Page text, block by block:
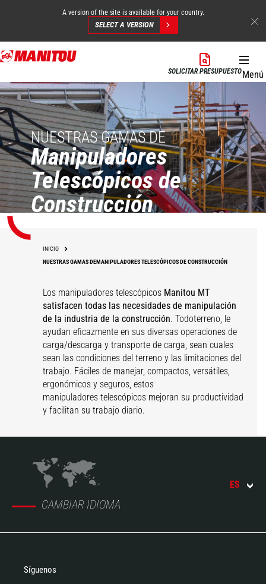
Pasar
al
principal
A version of the site is available for your country.
SELECT A VERSION
SOLICITAR PRESUPUESTOMenú
NUESTRAS GAMAS DE
Manipuladores
Telescópicos de
Construcción
INICIO
NUESTRAS GAMAS DEMANIPULADORES TELESCÓPICOS DE CONSTRUCCIÓN
Los manipuladores telescópicos Manitou MT
satisfacen todas las necesidades de manipulación
de la industria de la construcción. Todoterreno, le
ayudan eficazmente en sus diversas operaciones de
carga/descarga y transporte de carga, sean cuales
sean las condiciones del terreno y las limitaciones del
trabajo. Fáciles de manejar, compactos, versátiles,
ergonómicos y seguros, estos
manipuladores telescópicos mejoran su productividad
y facilitan su trabajo diario.
CAMBIAR IDIOMA
ES
Síguenos